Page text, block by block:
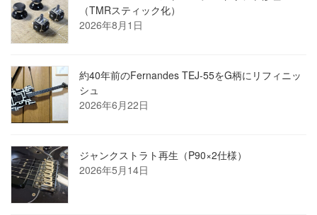
（TMRスティック化）
2026年8月1日
約40年前のFernandes TEJ-55をG柄にリフィニッ
シュ
2026年6月22日
ジャンクストラト再生（P90×2仕様）
2026年5月14日